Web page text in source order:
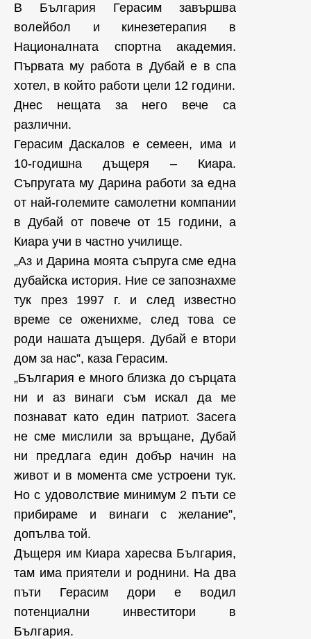
В България Герасим завършва
волейбол и кинезетерапия в
Националната спортна академия.
Първата му работа в Дубай е в спа
хотел, в който работи цели 12 години.
Днес нещата за него вече са
различни.
Герасим Даскалов е семеен, има и
10-годишна дъщеря – Киара.
Съпругата му Дарина работи за една
от най-големите самолетни компании
в Дубай от повече от 15 години, а
Киара учи в частно училище.
„Аз и Дарина моята съпруга сме една
дубайска история. Ние се запознахме
тук през 1997 г. и след известно
време се оженихме, след това се
роди нашата дъщеря. Дубай е втори
дом за нас”, каза Герасим.
„България е много близка до сърцата
ни и аз винаги съм искал да ме
познават като един патриот. Засега
не сме мислили за връщане, Дубай
ни предлага един добър начин на
живот и в момента сме устроени тук.
Но с удоволствие минимум 2 пъти се
прибираме и винаги с желание”,
допълва той.
Дъщеря им Киара харесва България,
там има приятели и роднини. На два
пъти Герасим дори е водил
потенциални инвеститори в
България.